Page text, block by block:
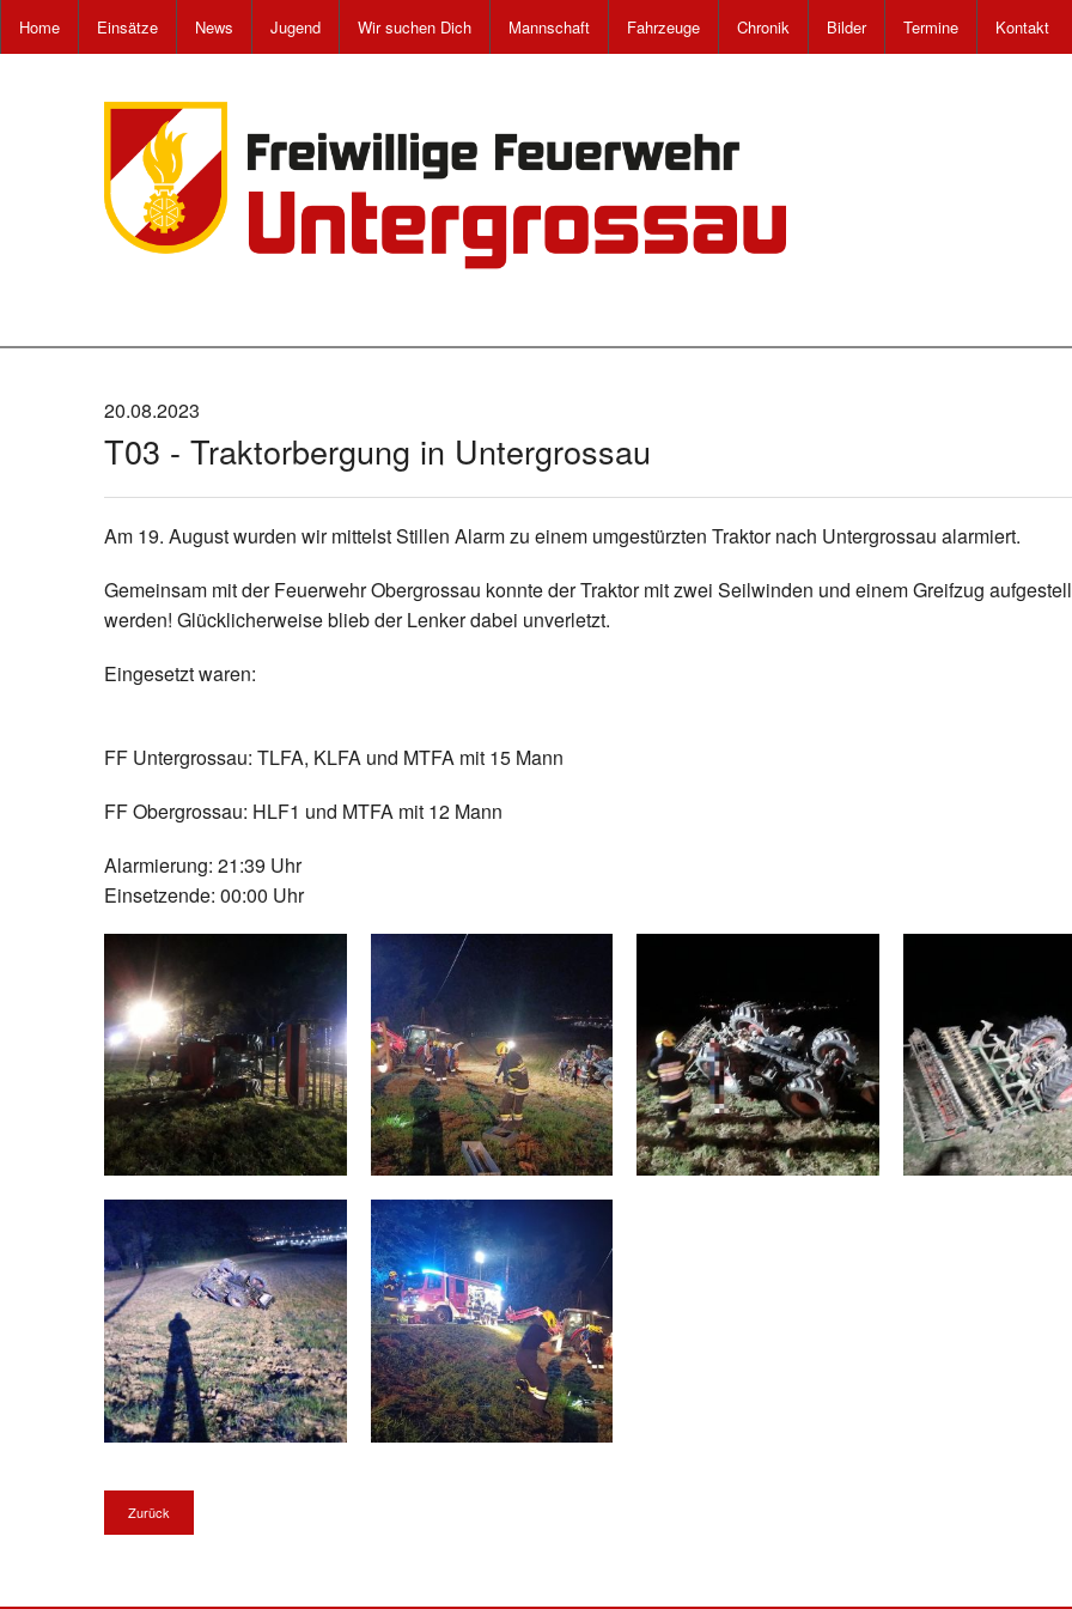
Home Einsätze News Jugend Wir suchen Dich Mannschaft Fahrzeuge Chronik Bilder Termine Kontakt
20.08.2023
T03 - Traktorbergung in Untergrossau
Am 19. August wurden wir mittelst Stillen Alarm zu einem umgestürzten Traktor nach Untergrossau alarmiert.
Gemeinsam mit der Feuerwehr Obergrossau konnte der Traktor mit zwei Seilwinden und einem Greifzug
werden! Glücklicherweise blieb der Lenker dabei unverletzt.
Eingesetzt waren:
FF Untergrossau: TLFA, KLFA und MTFA mit 15 Mann
FF Obergrossau: HLF1 und MTFA mit 12 Mann
Alarmierung: 21:39 Uhr
Einsetzende: 00:00 Uhr
Zurück